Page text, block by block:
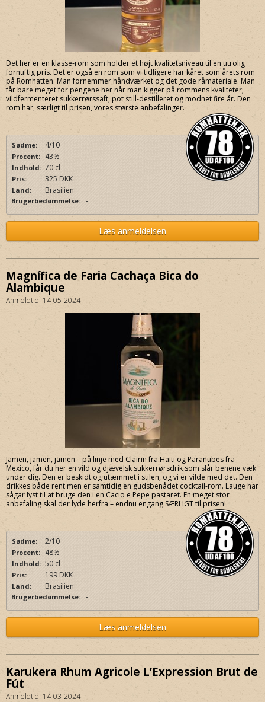
Det her er en klasse-rom som holder et højt kvalitetsniveau til en utrolig
fornuftig pris. Det er også en rom som vi tidligere har kåret som årets rom
på Romhatten. Man fornemmer håndværket og det gode råmateriale. Man
får bare meget for pengene her når man kigger på rommens kvaliteter;
vildfermenteret sukkerrørssaft, pot still-destilleret og modnet fire år. Den
rom har, særligt til prisen, vores største anbefalinger.
Sødme: 4/10
Procent: 43%
Indhold: 70 cl
Pris: 325 DKK
Land: Brasilien
Brugerbedømmelse: -
Læs anmeldelsen
Magnífica de Faria Cachaça Bica do
Alambique
Anmeldt d. 14-05-2024
Jamen, jamen, jamen – på linje med Clairin fra Haiti og Paranubes fra
Mexico, får du her en vild og djævelsk sukkerrørsdrik som slår benene væk
under dig. Den er beskidt og utæmmet i stilen, og vi er vilde med det. Den
drikkes både rent men er samtidig en gudsbenådet cocktail-rom. Lauge har
sågar lyst til at bruge den i en Cacio e Pepe pastaret. En meget stor
anbefaling skal der lyde herfra – endnu engang SÆRLIGT til prisen!
Sødme: 2/10
Procent: 48%
Indhold: 50 cl
Pris: 199 DKK
Land: Brasilien
Brugerbedømmelse: -
Læs anmeldelsen
Karukera Rhum Agricole L’Expression Brut de
Fút
Anmeldt d. 14-03-2024